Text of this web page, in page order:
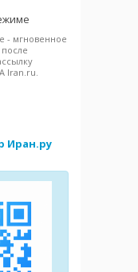
- мгновенное
Iran.ru.
Иран.ру